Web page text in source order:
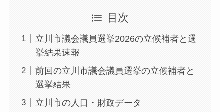
目次
立川市議会議員選挙2026の立候補者と選
挙結果速報
前回の立川市議会議員選挙の立候補者と
選挙結果
立川市の人口・財政データ